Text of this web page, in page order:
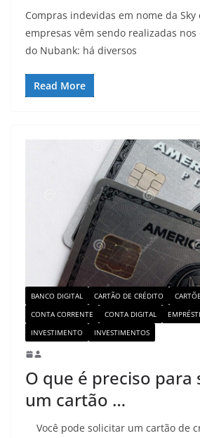
Compras indevidas em nome da Sky
empresas vêm sendo realizadas
do Nubank: há diversos
Read More
BANCO DIGITAL CARTÃO DE CRÉDITO
CONTA CORRENTE
CONTA DIGITAL
INVESTIMENTO
INVESTIMENTOS
O que é preciso para
um cartão …
Você pode solicitar um cartão de